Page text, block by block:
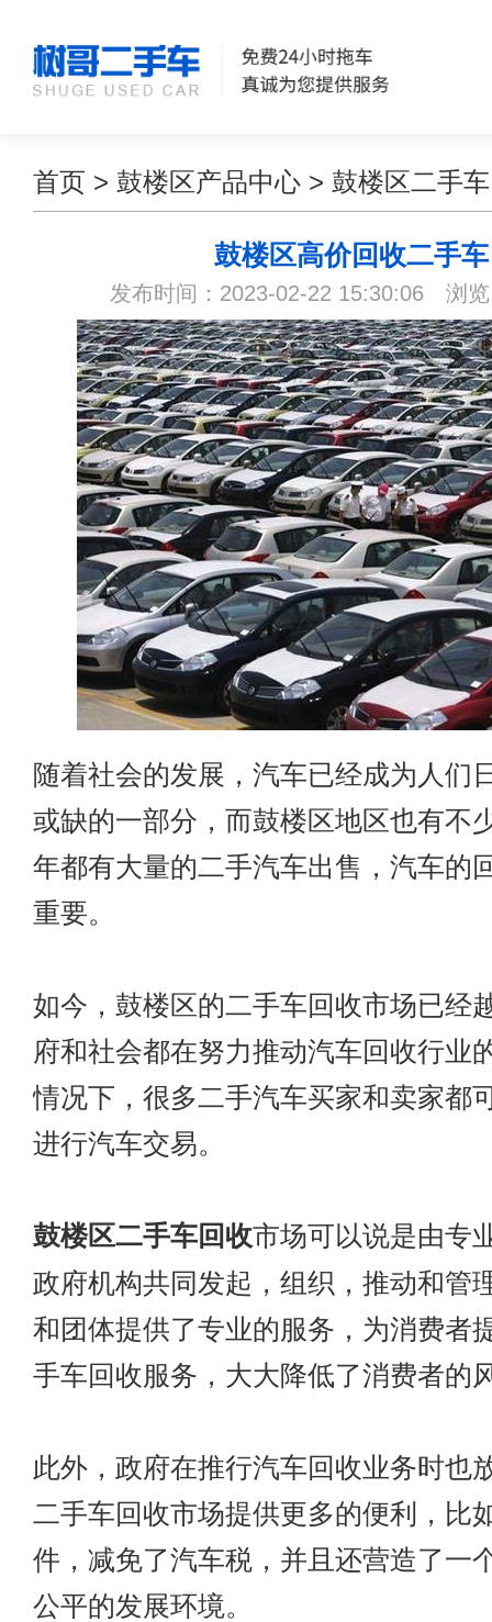
首页 > 鼓楼区产品中心 > 鼓楼区二手
鼓楼区高价回收二手车
发布时间：2023-02-22 15:30:06 浏览
随着社会的发展，汽车已经成为人们
或缺的一部分，而鼓楼区地区也有不
年都有大量的二手汽车出售，汽车的
重要。
如今，鼓楼区的二手车回收市场已经
府和社会都在努力推动汽车回收行业
情况下，很多二手汽车买家和卖家都
进行汽车交易。
鼓楼区二手车回收市场可以说是由专
政府机构共同发起，组织，推动和管
和团体提供了专业的服务，为消费者
手车回收服务，大大降低了消费者的
此外，政府在推行汽车回收业务时也
二手车回收市场提供更多的便利，比
件，减免了汽车税，并且还营造了一
公平的发展环境。